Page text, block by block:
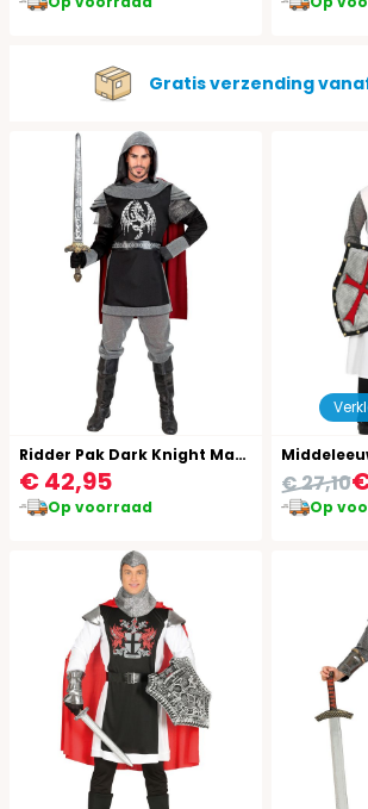
Gratis verzending
Ridder Pak Dark Knight Mannen
€ 42,95
Op voorraad
€ 27,10
Op